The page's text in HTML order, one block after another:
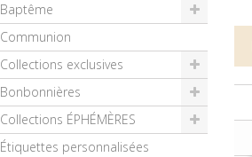
Baptême
Communion
Collections exclusives
Bonbonnières
Collections ÉPHÉMÈRES
Étiquettes personnalisées